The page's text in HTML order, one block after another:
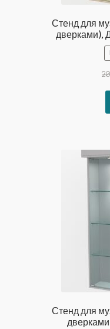
Стенд для
дверками),
Стенд для